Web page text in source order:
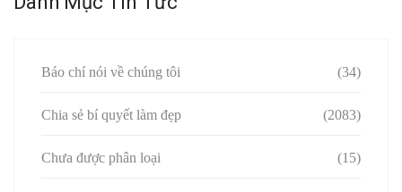
Báo chí nói về chúng tôi (34)
Chia sẻ bí quyết làm đẹp (2083)
Chưa được phân loại (15)